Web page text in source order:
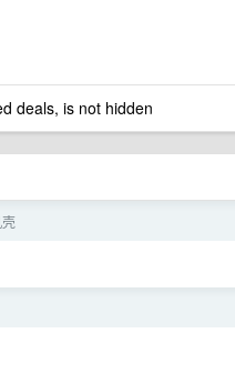
deals, is not hidden